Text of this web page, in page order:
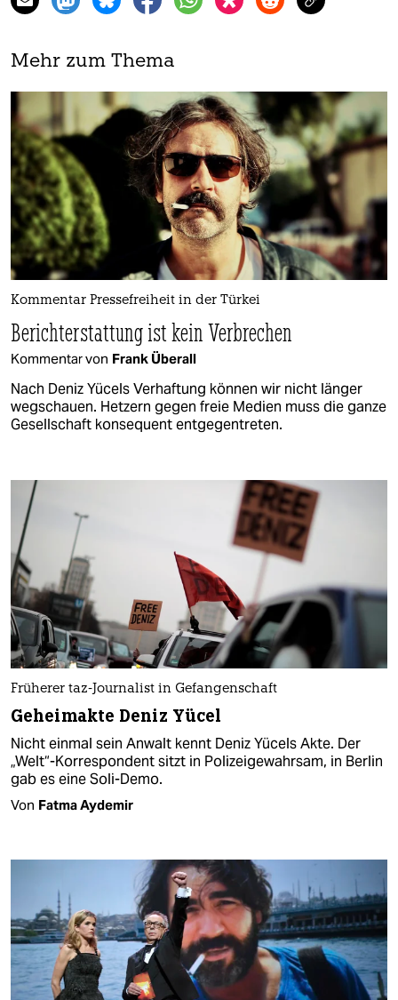
Mehr zum Thema
Kommentar Pressefreiheit in der Türkei
Berichterstattung ist kein Verbrechen
Kommentar von Frank Überall
Nach Deniz Yücels Verhaftung können wir nicht länger
wegschauen. Hetzern gegen freie Medien muss die ganze
Gesellschaft konsequent entgegentreten.
Früherer taz-Journalist in Gefangenschaft
Geheimakte Deniz Yücel
Nicht einmal sein Anwalt kennt Deniz Yücels Akte. Der
„Welt“-Korrespondent sitzt in Polizeigewahrsam, in Berlin
gab es eine Soli-Demo.
Von Fatma Aydemir